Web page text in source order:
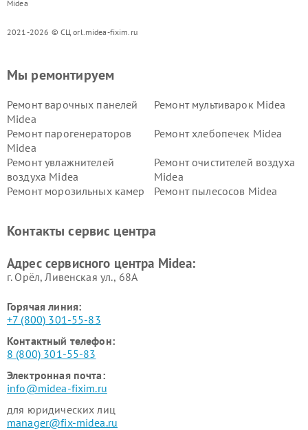
Midea
2021-2026 © СЦ orl.midea-fixim.ru
Мы ремонтируем
Ремонт варочных панелей
Midea
Ремонт мультиварок Midea
Ремонт парогенераторов
Midea
Ремонт хлебопечек Midea
Ремонт увлажнителей
воздуха Midea
Ремонт очистителей воздуха
Midea
Ремонт морозильных камер
Ремонт пылесосов Midea
пылесосов Midea
Midea
Контакты сервис центра
Адрес сервисного центра Midea:
г. Орёл, Ливенская ул., 68А
Горячая линия:
+7 (800) 301-55-83
Контактный телефон:
8 (800) 301-55-83
Электронная почта:
info@midea-fixim.ru
для юридических лиц
manager@fix-midea.ru